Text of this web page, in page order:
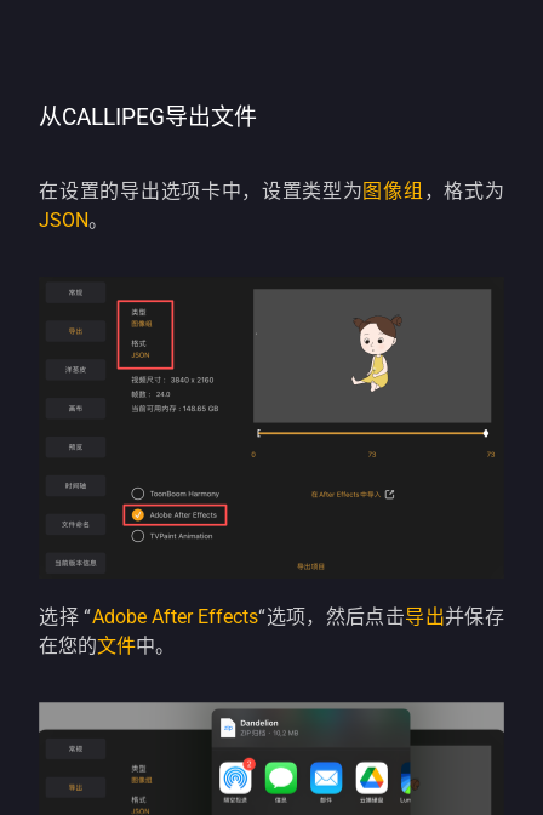
从CALLIPEG导出文件
在设置的导出选项卡中，设置类型为图像组 ，格式为
JSON。
选择 “Adobe After Effects“选项，然后点击导出并保存
在您的文件中。